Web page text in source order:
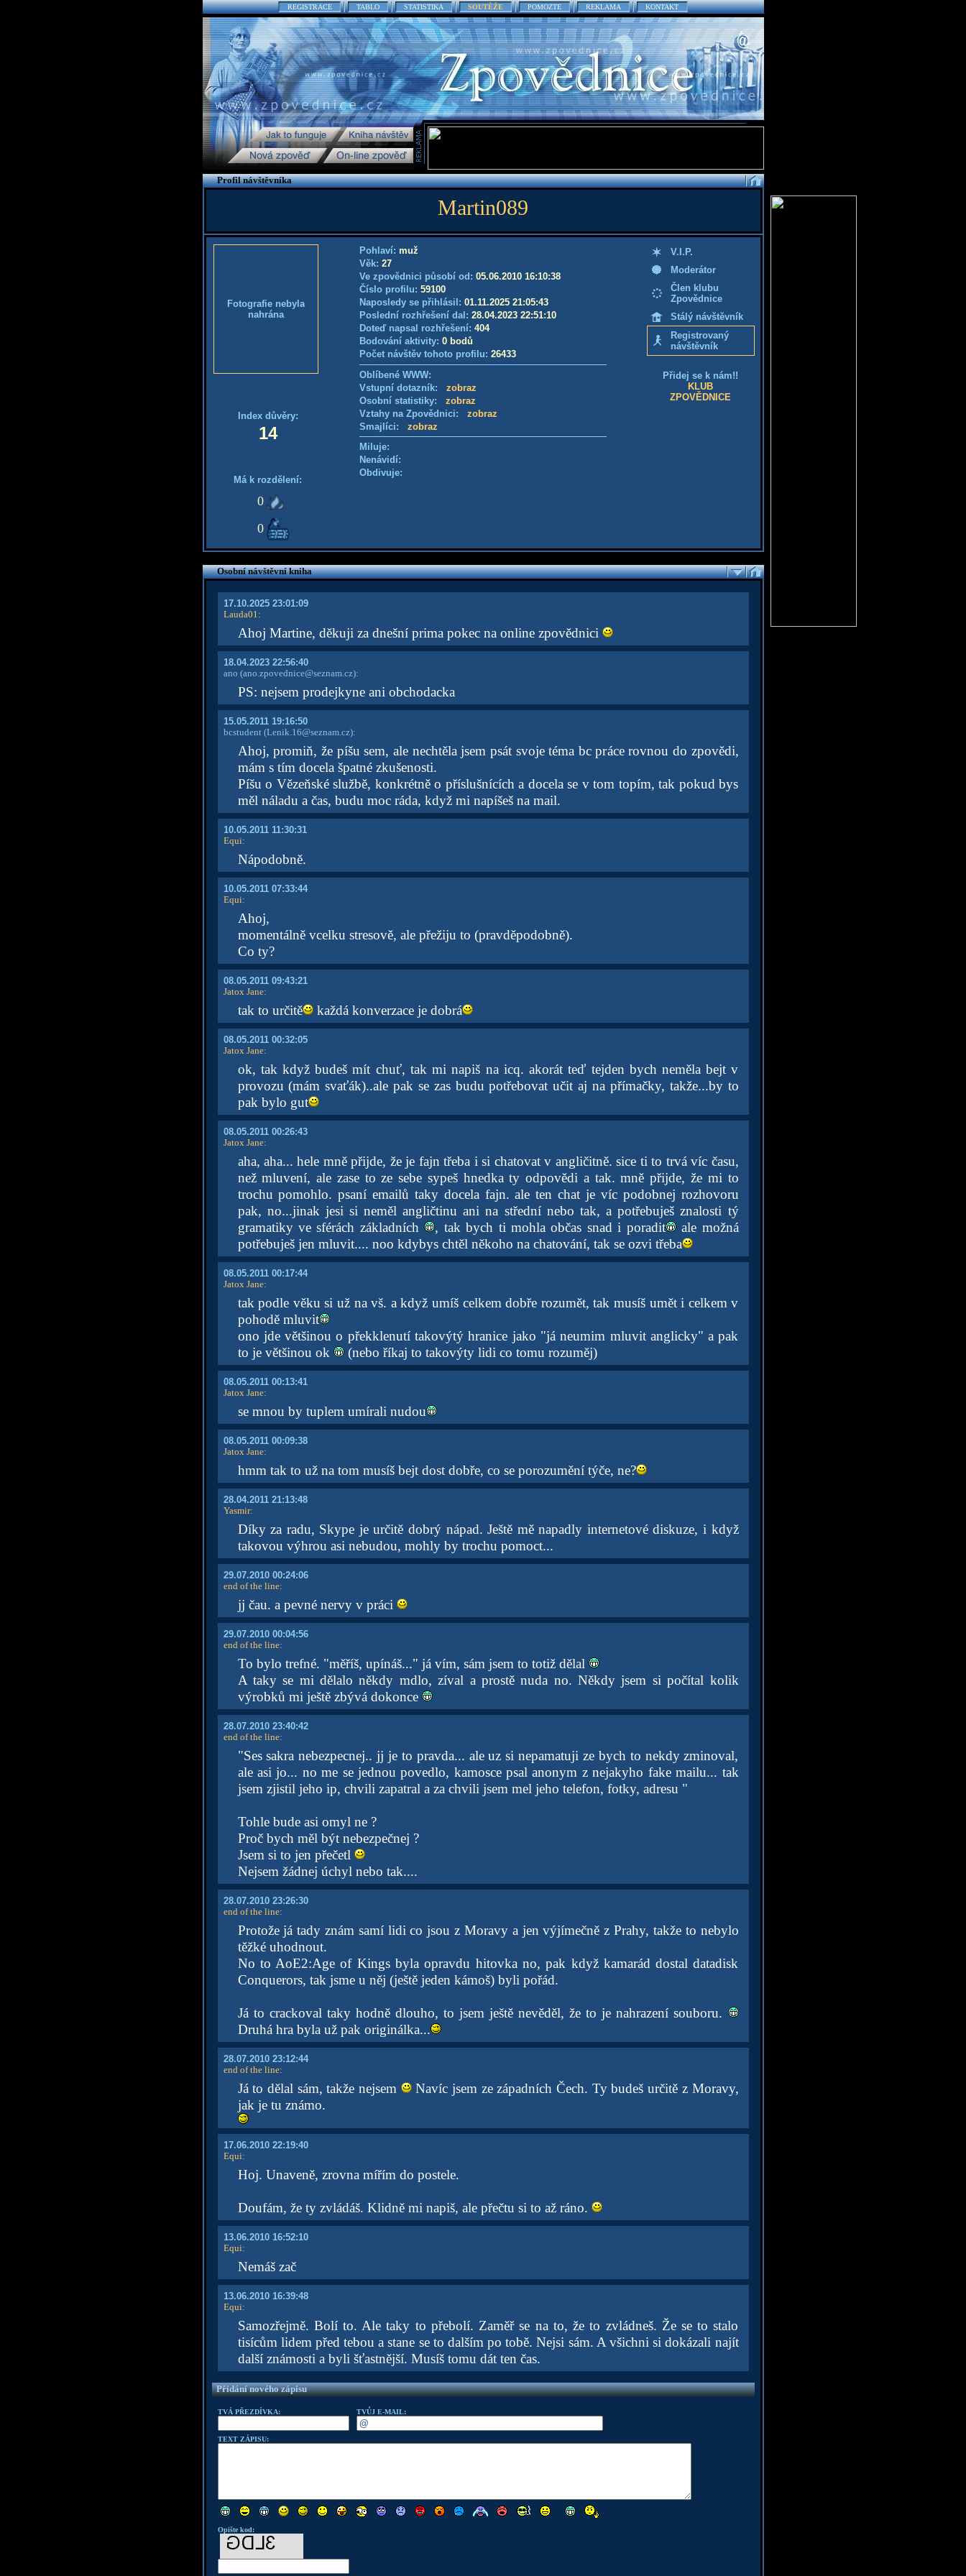
REGISTRACE TABLO STATISTIKA SOUTĚŽE POMOZTE REKLAMA KONTAKT
Profil návštěvníka
Martin089
Fotografie nebyla
nahrána
Index důvěry:
14
Má k rozdělení:
0
0
Pohlaví: muž
Věk: 27
Ve zpovědnici působí od: 05.06.2010 16:10:38
Číslo profilu: 59100
Naposledy se přihlásil: 01.11.2025 21:05:43
Poslední rozhřešení dal: 28.04.2023 22:51:10
Doteď napsal rozhřešení: 404
Bodování aktivity: 0 bodů
Počet návštěv tohoto profilu: 26433
Oblíbené WWW:
Vstupní dotazník: zobraz
Osobní statistiky: zobraz
Vztahy na Zpovědnici: zobraz
Smajlíci: zobraz
Miluje:
Nenávidí:
Obdivuje:
V.I.P.
Moderátor
Člen klubu
Zpovědnice
Stálý návštěvník
Registrovaný
návštěvník
Přidej se k nám!!
KLUB
ZPOVĚDNICE
Osobní návštěvní kniha
17.10.2025 23:01:09
Lauda01:
Ahoj Martine, děkuji za dnešní prima pokec na online zpovědnici
18.04.2023 22:56:40
ano (ano.zpovednice@seznam.cz):
PS: nejsem prodejkyne ani obchodacka
15.05.2011 19:16:50
bcstudent(Lenik.16@seznam.cz):
Ahoj, promiň, že píšu sem, ale nechtěla jsem psát svoje téma bc práce rovnou do zpovědi,
mám s tím docela špatné zkušenosti.
Píšu o Vězeňské službě, konkrétně o příslušnících a docela se v tom topím, tak pokud bys
měl náladu a čas, budu moc ráda, když mi napíšeš na mail.
10.05.2011 11:30:31
Equi:
Nápodobně.
10.05.2011 07:33:44
Equi:
Ahoj,
momentálně vcelku stresově, ale přežiju to (pravděpodobně).
Co ty?
08.05.2011 09:43:21
Jatox Jane:
tak to určitě každá konverzace je dobrá
08.05.2011 00:32:05
Jatox Jane:
ok, tak když budeš mít chuť, tak mi napiš na icq. akorát teď tejden bych neměla bejt v
provozu (mám svaťák)..ale pak se zas budu potřebovat učit aj na přímačky, takže...by to
pak bylo gut
08.05.2011 00:26:43
Jatox Jane:
aha, aha... hele mně přijde, že je fajn třeba i si chatovat v angličitně. sice ti to trvá víc času,
než mluvení, ale zase to ze sebe sypeš hnedka ty odpovědi a tak. mně přijde, že mi to
trochu pomohlo. psaní emailů taky docela fajn. ale ten chat je víc podobnej rozhovoru
pak, no...jinak jesi si neměl angličtinu ani na střední nebo tak, a potřebuješ znalosti tý
gramatiky ve sférách základních
, tak bych ti mohla občas snad i poradit
ale možná
potřebuješ jen mluvit.... noo kdybys chtěl někoho na chatování, tak se ozvi třeba
08.05.2011 00:17:44
Jatox Jane:
tak podle věku si už na vš. a když umíš celkem dobře rozumět, tak musíš umět i celkem v
pohodě mluvit
ono jde většinou o překklenutí takovýtý hranice jako "já neumim mluvit anglicky" a pak
to je většinou ok
(nebo říkaj to takovýty lidi co tomu rozuměj)
08.05.2011 00:13:41
Jatox Jane:
se mnou by tuplem umírali nudou
08.05.2011 00:09:38
Jatox Jane:
hmm tak to už na tom musíš bejt dost dobře, co se porozumění týče, ne?
28.04.2011 21:13:48
Yasmir:
Díky za radu, Skype je určitě dobrý nápad. Ještě mě napadly internetové diskuze, i když
takovou výhrou asi nebudou, mohly by trochu pomoct...
29.07.2010 00:24:06
end of the line:
jj čau. a pevné nervy v práci
29.07.2010 00:04:56
end of the line:
To bylo trefné. "měříš, upínáš..." já vím, sám jsem to totiž dělal
A taky se mi dělalo někdy mdlo, zíval a prostě nuda no. Někdy jsem si počítal kolik
výrobků mi ještě zbývá dokonce
28.07.2010 23:40:42
end of the line:
"Ses sakra nebezpecnej.. jj je to pravda... ale uz si nepamatuji ze bych to nekdy zminoval,
ale asi jo... no me se jednou povedlo, kamosce psal anonym z nejakyho fake mailu... tak
jsem zjistil jeho ip, chvili zapatral a za chvili jsem mel jeho telefon, fotky, adresu "
Tohle bude asi omyl ne ?
Proč bych měl být nebezpečnej ?
Jsem si to jen přečetl
Nejsem žádnej úchyl nebo tak....
28.07.2010 23:26:30
end of the line:
Protože já tady znám samí lidi co jsou z Moravy a jen výjímečně z Prahy, takže to nebylo
těžké uhodnout.
No to AoE2:Age of Kings byla opravdu hitovka no, pak když kamarád dostal datadisk
Conquerors, tak jsme u něj (ještě jeden kámoš) byli pořád.
Já to crackoval taky hodně dlouho, to jsem ještě nevěděl, že to je nahrazení souboru.
Druhá hra byla už pak originálka...
28.07.2010 23:12:44
end of the line:
Já to dělal sám, takže nejsem
Navíc jsem ze západních Čech. Ty budeš určitě z Moravy,
jak je tu známo.
17.06.2010 22:19:40
Equi:
Hoj. Unaveně, zrovna mířím do postele.
Doufám, že ty zvládáš. Klidně mi napiš, ale přečtu si to až ráno.
13.06.2010 16:52:10
Equi:
Nemáš zač
13.06.2010 16:39:48
Equi:
Samozřejmě. Bolí to. Ale taky to přebolí. Zaměř se na to, že to zvládneš. Že se to stalo
tisícům lidem před tebou a stane se to dalším po tobě. Nejsi sám. A všichni si dokázali najít
další známosti a byli šťastnější. Musíš tomu dát ten čas.
Přidání nového zápisu
TVÁ PŘEZDÍVKA: TVŮJ E-MAIL:
TEXT ZÁPISU:
Opište kod: